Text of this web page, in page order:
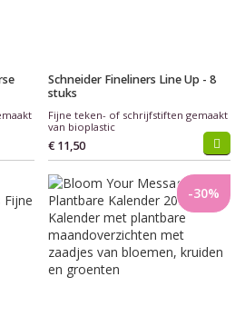
Schneider Fineliners Line Up - 8
stuks
Fijne teken- of schrijfstiften gemaakt
van bioplastic
€ 11,50
-30%